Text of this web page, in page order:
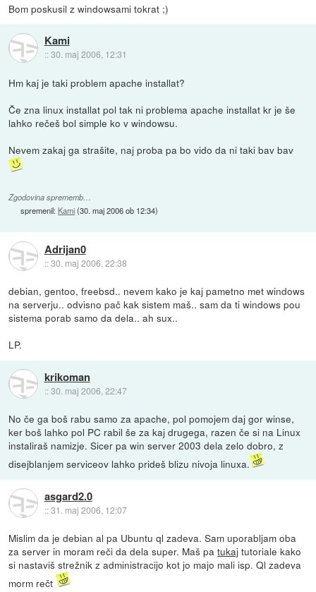
Bom poskusil z windowsami tokrat ;)
Kami
::30. maj 2006, 12:31
Hm kaj je taki problem apache installat?
Če zna linux installat pol tak ni problema apache installat kr je še
lahko rečeš bol simple ko v windowsu.
Nevem zakaj ga strašite, naj proba pa bo vido da ni taki bav bav
Zgodovina sprememb…
spremenil: Kami(30. maj 2006 ob 12:34)
Adrijan0
::30. maj 2006, 22:38
debian, gentoo, freebsd.. nevem kako je kaj pametno met windows
na serverju.. odvisno pač kak sistem maš.. sam da ti windows pou
sistema porab samo da dela.. ah sux..
LP.
krikoman
::30. maj 2006, 22:47
No če ga boš rabu samo za apache, pol pomojem daj gor winse,
ker boš lahko pol PC rabil še za kaj drugega, razen če si na Linux
instaliraš namizje. Sicer pa win server 2003 dela zelo dobro, z
disejblanjem serviceov lahko prideš blizu nivoja linuxa.
asgard2.0
::31. maj 2006, 12:07
Mislim da je debian al pa Ubuntu ql zadeva. Sam uporabljam oba
za server in moram reči da dela super. Maš patukaj tutoriale kako
si nastaviš strežnik z administracijo kot jo majo mali isp. Ql zadeva
morm rečt